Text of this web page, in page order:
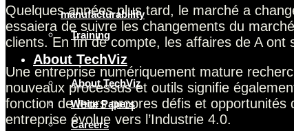
manufacturability
Training
About TechViz
About TechViz
White Papers
Careers
Quelques années plus tard, le marché a
essaiera de suivre les changements du
clients. En fin de compte, les affaires de A ont
Une entreprise numériquement mature
nouveaux processus et outils signifie
fonction de leurs propres défis et opportunités
entreprise évolue vers l’Industrie 4.0.